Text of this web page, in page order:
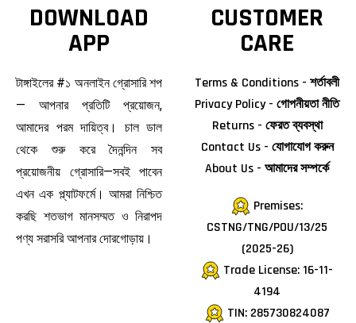
DOWNLOAD
APP
টাঙ্গাইলের #১ অনলাইন গ্রোসারি শপ
— আপনার প্রতিটি প্রয়োজন,
আমাদের পরম দায়িত্ব। চাল ডাল
থেকে শুরু করে দৈনন্দিন সব
প্রয়োজনীয় গ্রোসারি—সবই পাবেন
এখন এক প্ল্যাটফর্মে। আমরা নিশ্চিত
করছি শতভাগ মানসম্মত ও নিরাপদ
পণ্য সরাসরি আপনার দোরগোড়ায়।
CUSTOMER
CARE
Terms & Conditions - শর্তাবলী
Privacy Policy - গোপনীয়তা নীতি
Returns - ফেরত ব্যবস্থা
Contact Us - যোগাযোগ করুন
About Us - আমাদের সম্পর্কে
Premises:
CSTNG/TNG/POU/13/25
(2025-26)
Trade License: 16-11-
4194
TIN: 285730824087